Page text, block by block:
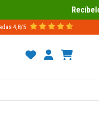
primero 📦 Paga después
4,8/5